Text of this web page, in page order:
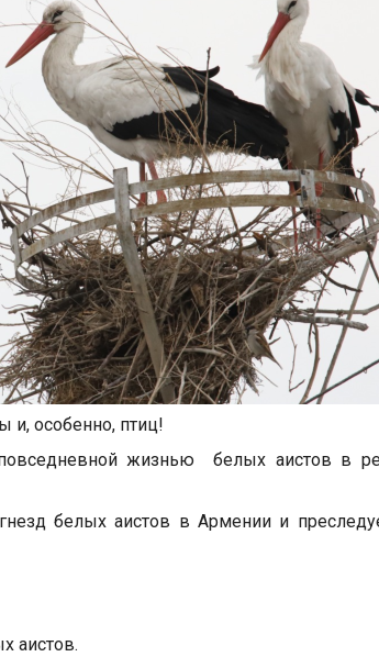
и, особенно, птиц!
жизнью белых аистов в
белых аистов в Армении и
аистов.